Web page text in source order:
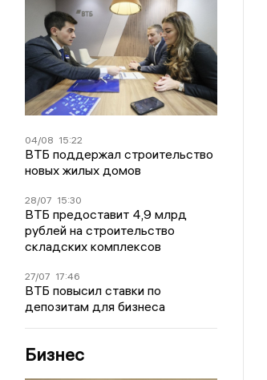
04/08 15:22
ВТБ поддержал строительство
новых жилых домов
28/07 15:30
ВТБ предоставит 4,9 млрд
рублей на строительство
складских комплексов
27/07 17:46
ВТБ повысил ставки по
депозитам для бизнеса
Бизнес